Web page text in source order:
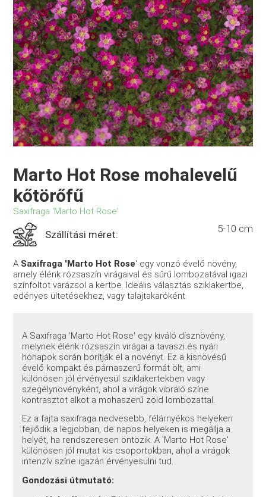
Marto Hot Rose mohalevelű
kőtörőfű
Saxifraga 'Marto Hot Rose'
Szállítási méret: 5-10 cm
A Saxifraga 'Marto Hot Rose' egy vonzó évelő növény,
amely élénk rózsaszín virágaival és sűrű lombozatával igazi
színfoltot varázsol a kertbe. Ideális választás sziklakertbe,
edényes ültetésekhez, vagy talajtakaróként.
A Saxifraga 'Marto Hot Rose' egy kiváló dísznövény,
melynek élénk rózsaszín virágai a tavaszi és nyári
hónapok során borítják el a növényt. Ez a kisnövésű
évelő kompakt és párnaszerű formát ölt, ami
különösen jól érvényesül sziklakertekben vagy
szegélynövényként, ahol a virágok vibráló színe
kontrasztot alkot a mohaszerű zöld lombozattal.
Ez a fajta saxifraga nedvesebb, félárnyékos helyeken
fejlődik a legjobban, de napos helyeken is megállja a
helyét, ha rendszeresen öntözik. A 'Marto Hot Rose'
különösen jól mutat kis csoportokban, ahol a virágok
intenzív színe igazán érvényesülni tud.
Gondozási útmutató: